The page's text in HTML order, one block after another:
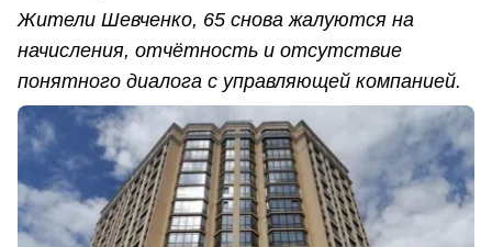
Жители Шевченко, 65 снова жалуются на
начисления, отчётность и отсутствие
понятного диалога с управляющей компанией.